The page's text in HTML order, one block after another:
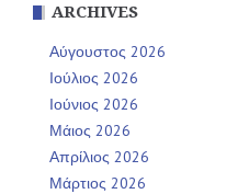
ARCHIVES
Αύγουστος 2026
Ιούλιος 2026
Ιούνιος 2026
Μάιος 2026
Απρίλιος 2026
Μάρτιος 2026